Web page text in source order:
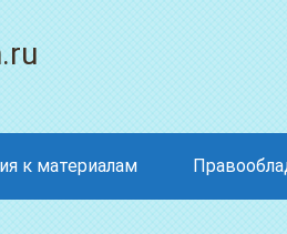
к материалам